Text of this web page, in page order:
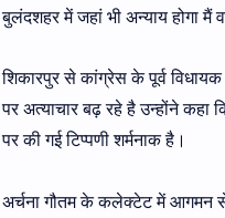
बुलंदशहर में जहां भी अन्याय होगा मैं
शिकारपुर से कांग्रेस के पूर्व
पर अत्याचार बढ़ रहे है उन्होंने कहा
पर की गई टिप्पणी शर्मनाक है।
अर्चना गौतम के कलेक्टेट में आगमन से